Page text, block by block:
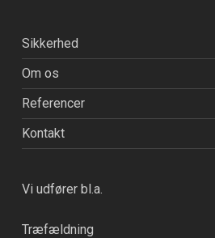
Sikkerhed
Om os
Referencer
Kontakt
Vi udfører bl.a.
Træfældning